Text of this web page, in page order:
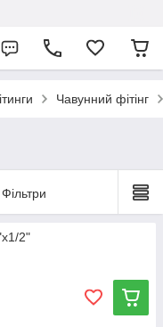
Чавунний фітінг
Фільтри
2"